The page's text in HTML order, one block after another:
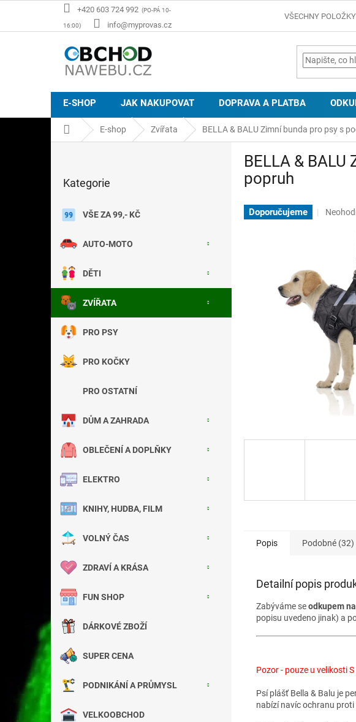
+420 603 724 992
info@myprovas.cz
VŠECHNY POLOŽKY
E-SHOP JAK NAKUPOVAT DOPRAVA A PLATBA
Domů E-shop Zvířata BELLA & BALU Zimní bunda pro psy s
kategorie
Kategorie
VŠE ZA 99,- KČ
AUTO-MOTO
DĚTI
ZVÍŘATA
PRO PSY
PRO KOČKY
PRO OSTATNÍ
DŮM A ZAHRADA
OBLEČENÍ A DOPLŇKY
ELEKTRO
KNIHY, HUDBA, FILM
VOLNÝ ČAS
ZDRAVÍ A KRÁSA
FUN SHOP
DÁRKOVÉ ZBOŽÍ
SUPER CENA
PODNIKÁNÍ A PRŮMYSL
VELKOOBCHOD
BELLA &
popruh
Doporučujeme
5
Popis Podobné (32)
Detailní popis
Zabýváme seodkupem
popisu uvedeno jinak) a
Pozor - pouze u velikosti
Psí plášť Bella & Balu je
nabízí navíc ochranu proti